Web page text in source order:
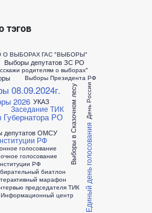
тэгов
О ВЫБОРАХ
родителям о выборах"
Выборы депутатов ЗС РО
08.09.2024г.
2026
РО
Выборы Президента РФ
Выборы в Сказочном лесу
депутатов ОМСУ
ГАС "ВЫБОРЫ"
РФ
День России
голосование
голосование
Единый день голосования
Заседание ТИК
РФ
биатлон
марафон
председателя ТИК
Информационный центр
УКАЗ